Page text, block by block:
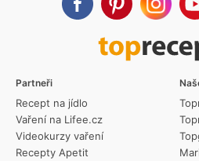
Partneři
Recept na jídlo
Vaření na Lifee.cz
Videokurzy vaření
Recepty Apetit